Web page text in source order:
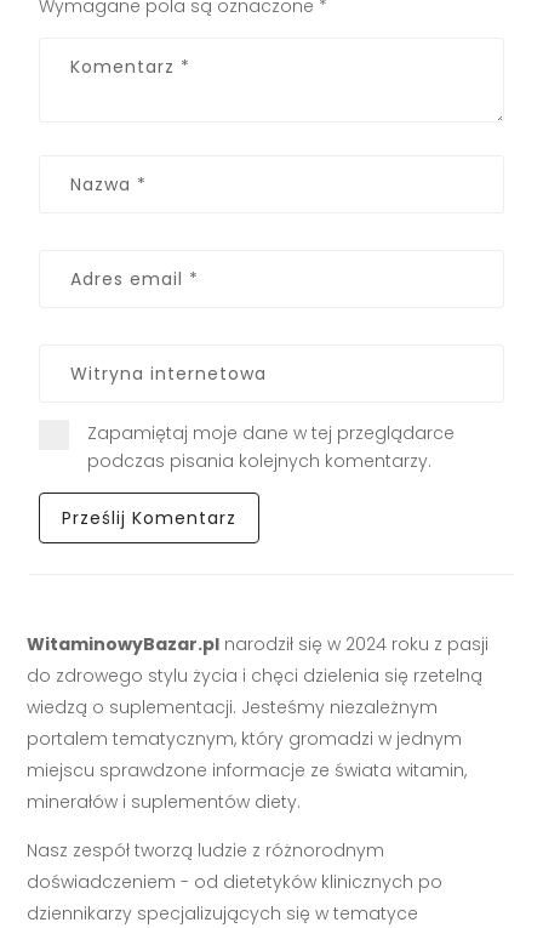
Wymagane pola są oznaczone *
Zapamiętaj moje dane w tej przeglądarce
podczas pisania kolejnych komentarzy.
WitaminowyBazar.pl narodził się w 2024 roku z pasji
do zdrowego stylu życia i chęci dzielenia się rzetelną
wiedzą o suplementacji. Jesteśmy niezależnym
portalem tematycznym, który gromadzi w jednym
miejscu sprawdzone informacje ze świata witamin,
minerałów i suplementów diety.
Nasz zespół tworzą ludzie z różnorodnym
doświadczeniem - od dietetyków klinicznych po
dziennikarzy specjalizujących się w tematyce